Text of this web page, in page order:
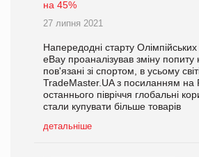
на 45%
27 липня 2021
Напередодні старту Олімпійських
eBay проаналізував зміну попиту
пов'язані зі спортом, в усьому
TradeMaster.UA з посиланням на
останнього півріччя глобальні
стали купувати більше товарів
детальніше